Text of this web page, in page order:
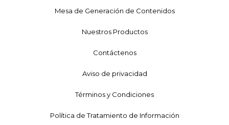
Mesa de Generación de Contenidos
Nuestros Productos
Contáctenos
Aviso de privacidad
Términos y Condiciones
Política de Tratamiento de Información